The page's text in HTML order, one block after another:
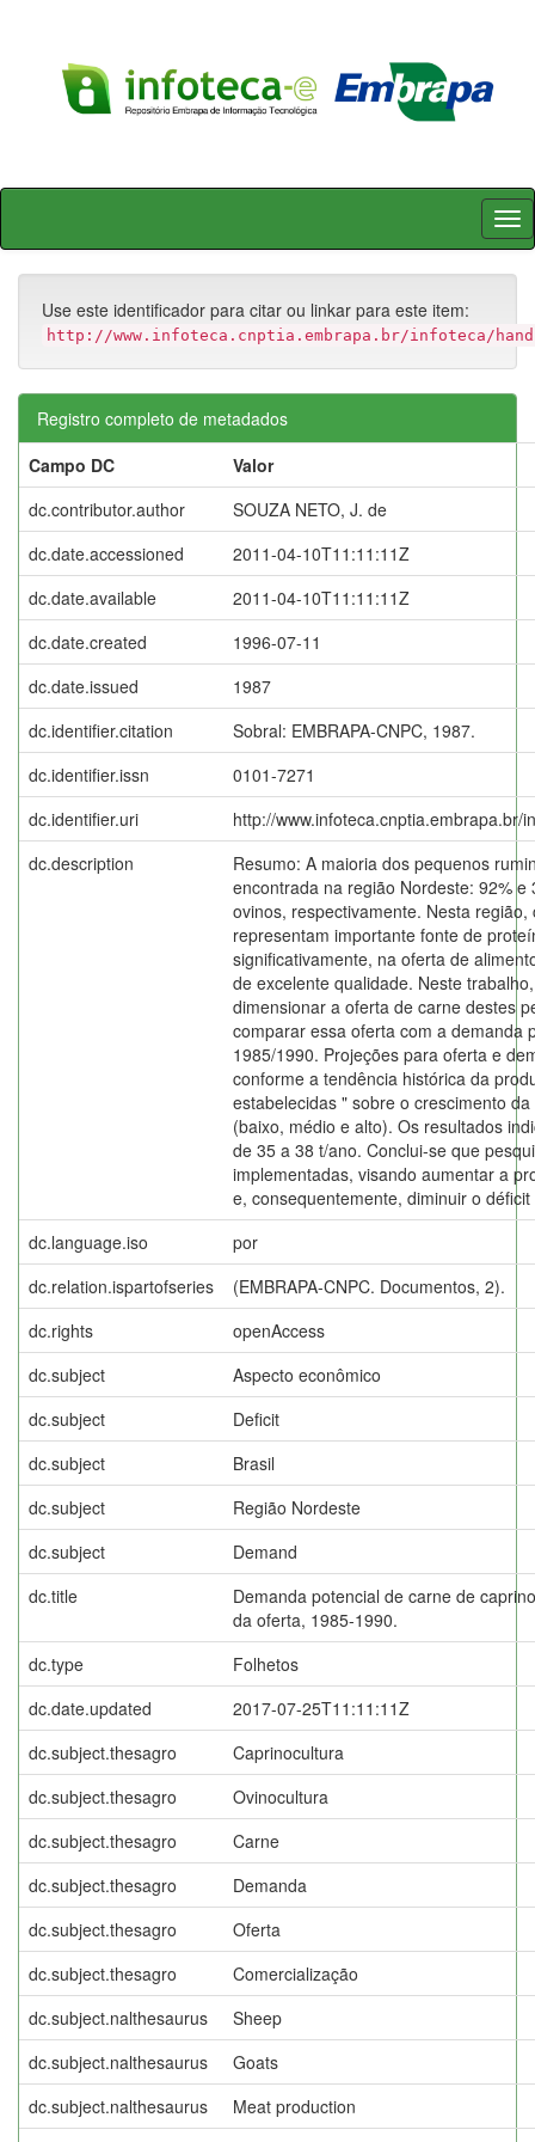
Skip
Use este identificador para citar ou linkar para este item:
http://www.infoteca.cnptia.embrapa.br/infoteca/
Registro completo de metadados
Campo DC
Valor
dc.contributor.author
SOUZA NETO, J. de
dc.date.accessioned
2011-04-10T11:11:11Z
dc.date.available
2011-04-10T11:11:11Z
dc.date.created
1996-07-11
dc.date.issued
1987
dc.identifier.citation
Sobral: EMBRAPA-CNPC, 1987.
dc.identifier.issn
0101-7271
dc.identifier.uri
http://www.infoteca.cnptia.embrapa.br/
dc.description
Resumo: A maioria dos pequenos
encontrada na região Nordeste: 92% e
ovinos, respectivamente. Nesta região,
representam importante fonte de
significativamente, na oferta de
de excelente qualidade. Neste
dimensionar a oferta de carne destes
comparar essa oferta com a demanda
1985/1990. Projeções para oferta e
conforme a tendência histórica da
estabelecidas " sobre o crescimento
(baixo, médio e alto). Os resultados
de 35 a 38 t/ano. Conclui-se que
implementadas, visando aumentar a
e, consequentemente, diminuir o
dc.language.iso
por
dc.relation.ispartofseries
(EMBRAPA-CNPC. Documentos, 2).
dc.rights
openAccess
dc.subject
Aspecto econômico
dc.subject
Deficit
dc.subject
Brasil
dc.subject
Região Nordeste
dc.subject
Demand
dc.title
Demanda potencial de carne de
da oferta, 1985-1990.
dc.type
Folhetos
dc.date.updated
2017-07-25T11:11:11Z
dc.subject.thesagro
Caprinocultura
dc.subject.thesagro
Ovinocultura
dc.subject.thesagro
Carne
dc.subject.thesagro
Demanda
dc.subject.thesagro
Oferta
dc.subject.thesagro
Comercialização
dc.subject.nalthesaurus
Sheep
dc.subject.nalthesaurus
Goats
dc.subject.nalthesaurus
Meat production